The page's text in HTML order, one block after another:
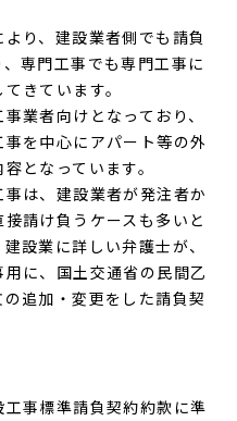
り、建設業者側でも請負
専門工事でも専門工事に
きています。
業者向けとなっており、
を中心にアパート等の外
となっています。
は、建設業者が発注者か
請け負うケースも多いと
設業に詳しい弁護士が、
に、国土交通省の民間乙
追加・変更をした請負契
事標準請負契約約款に準